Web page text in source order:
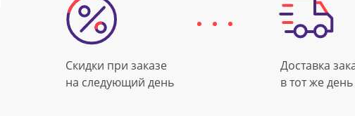
Скидки при заказе
на следующий день
Доставка
в тот же день